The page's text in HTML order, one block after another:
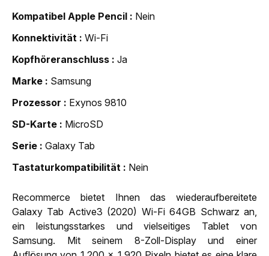
Kompatibel Apple Pencil
Nein
Konnektivität
Wi-Fi
Kopfhöreranschluss
Ja
Marke
Samsung
Prozessor
Exynos 9810
SD-Karte
MicroSD
Serie
Galaxy Tab
Tastaturkompatibilität
Nein
Recommerce bietet Ihnen das wiederaufbereitete
Galaxy Tab Active3 (2020) Wi-Fi 64GB Schwarz an,
ein leistungsstarkes und vielseitiges Tablet von
Samsung. Mit seinem 8-Zoll-Display und einer